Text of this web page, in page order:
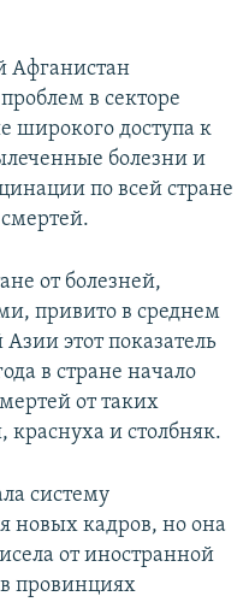
Афганистан
в секторе
широкого доступа к
болезни и
по всей стране
от болезней,
привито в среднем
этот показатель
в стране начало
от таких
и столбняк.
систему
новых кадров, но она
от иностранной
провинциях